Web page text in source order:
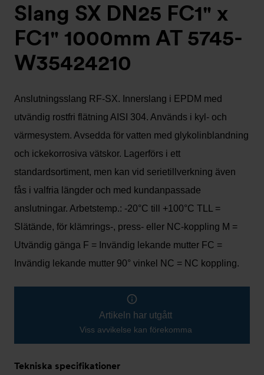
Slang SX DN25 FC1" x
FC1" 1000mm AT 5745-
W35424210
Anslutningsslang RF-SX. Innerslang i EPDM med
utvändig rostfri flätning AISI 304. Används i kyl- och
värmesystem. Avsedda för vatten med glykolinblandning
och ickekorrosiva vätskor. Lagerförs i ett
standardsortiment, men kan vid serietillverkning även
fås i valfria längder och med kundanpassade
anslutningar. Arbetstemp.: -20°C till +100°C TLL =
Slätände, för klämrings-, press- eller NC-koppling M =
Utvändig gänga F = Invändig lekande mutter FC =
Invändig lekande mutter 90° vinkel NC = NC koppling.
Artikeln har utgått
Viss avvikelse kan förekomma
Tekniska specifikationer